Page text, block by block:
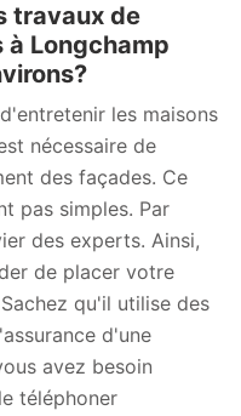
travaux de
Longchamp
les maisons
nécessaire de
des façades. Ce
pas simples. Par
des experts. Ainsi,
de placer votre
qu'il utilise des
d'une
avez besoin
téléphoner